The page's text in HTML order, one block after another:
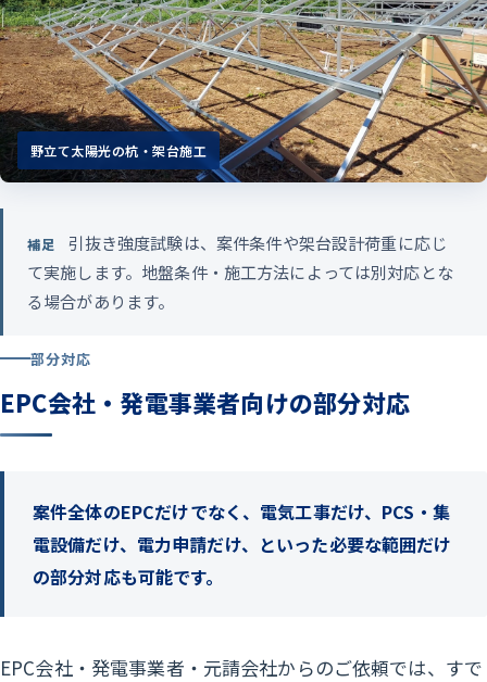
野立て太陽光の杭・架台施工
補足
引抜き強度試験は、案件条件や架台設計荷重に応じ
て実施します。地盤条件・施工方法によっては別対応とな
る場合があります。
部分対応
EPC会社・発電事業者向けの部分対応
案件全体のEPCだけでなく、電気工事だけ、PCS・集
電設備だけ、電力申請だけ、といった必要な範囲だけ
の部分対応も可能です。
EPC会社・発電事業者・元請会社からのご依頼では、すで